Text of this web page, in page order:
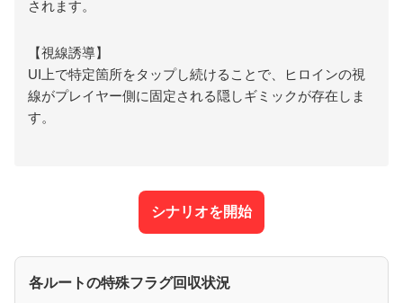
されます。
【視線誘導】
UI上で特定箇所をタップし続けることで、ヒロインの視
線がプレイヤー側に固定される隠しギミックが存在しま
す。
シナリオを開始
各ルートの特殊フラグ回収状況